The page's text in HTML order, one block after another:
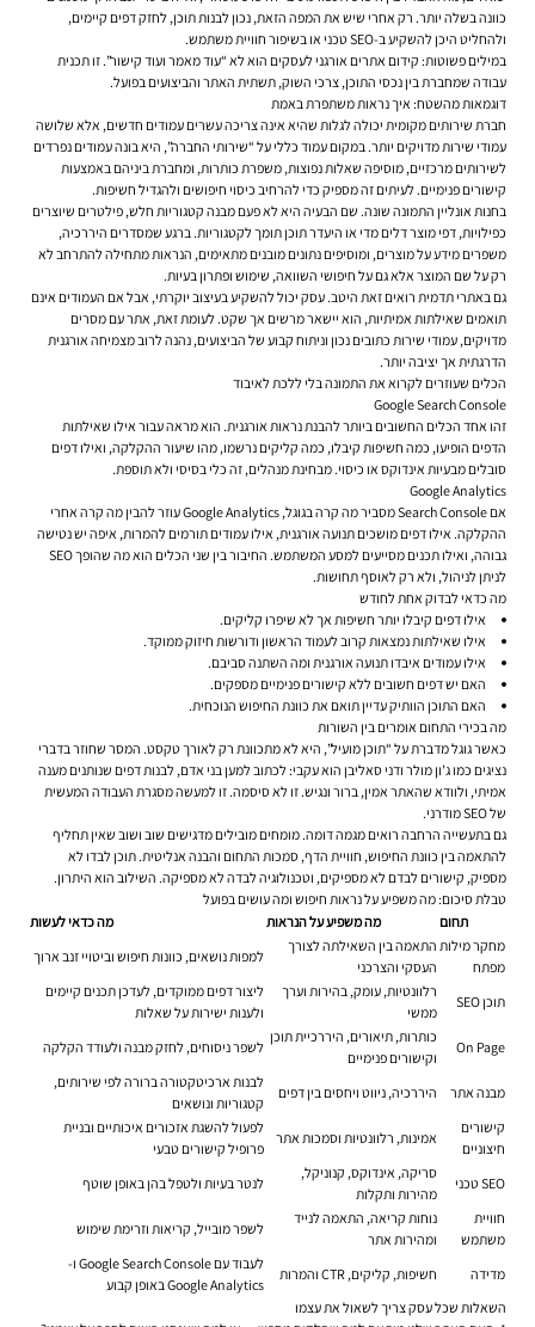
כוונה בשלה יותר. רק אחרי שיש את המפה הזאת, נכון לבנות תוכן, לחזק דפים קיימים,
ולהחליט היכן להשקיע ב-SEO טכני או בשיפור חוויית משתמש.
במילים פשוטות: קידום אתרים אורגני לעסקים הוא לא “עוד מאמר ועוד קישור”. זו תכנית
עבודה שמחברת בין נכסי התוכן, צרכי השוק, תשתית האתר והביצועים בפועל.
דוגמאות מהשטח: איך נראות משתפרת באמת
חברת שירותים מקומית יכולה לגלות שהיא אינה צריכה עשרים עמודים חדשים, אלא שלושה
עמודי שירות מדויקים יותר. במקום עמוד כללי על “שירותי החברה”, היא בונה עמודים נפרדים
לשירותים מרכזיים, מוסיפה שאלות נפוצות, משפרת כותרות, ומחברת ביניהם באמצעות
קישורים פנימיים. לעיתים זה מספיק כדי להרחיב כיסוי חיפושים ולהגדיל חשיפות.
בחנות אונליין התמונה שונה. שם הבעיה היא לא פעם מבנה קטגוריות חלש, פילטרים שיוצרים
כפילויות, דפי מוצר דלים מדי או היעדר תוכן תומך לקטגוריות. ברגע שמסדרים היררכיה,
משפרים מידע על מוצרים, ומוסיפים נתונים מובנים מתאימים, הנראות מתחילה להתרחב לא
רק על שם המוצר אלא גם על חיפושי השוואה, שימוש ופתרון בעיות.
גם באתרי תדמית רואים זאת היטב. עסק יכול להשקיע בעיצוב יוקרתי, אבל אם העמודים אינם
תואמים שאילתות אמיתיות, הוא יישאר מרשים אך שקט. לעומת זאת, אתר עם מסרים
מדויקים, עמודי שירות כתובים נכון וניתוח קבוע של הביצועים, נהנה לרוב מצמיחה אורגנית
הדרגתית אך יציבה יותר.
הכלים שעוזרים לקרוא את התמונה בלי ללכת לאיבוד
Google Search Console
זהו אחד הכלים החשובים ביותר להבנת נראות אורגנית. הוא מראה עבור אילו שאילתות
הדפים הופיעו, כמה חשיפות קיבלו, כמה קליקים נרשמו, מהו שיעור ההקלקה, ואילו דפים
סובלים מבעיות אינדוקס או כיסוי. מבחינת מנהלים, זה כלי בסיסי ולא תוספת.
Google Analytics
אם Search Console מסביר מה קרה בגוגל, Google Analytics עוזר להבין מה קרה אחרי
ההקלקה. אילו דפים מושכים תנועה אורגנית, אילו עמודים תורמים להמרות, איפה יש נטישה
גבוהה, ואילו תכנים מסייעים למסע המשתמש. החיבור בין שני הכלים הוא מה שהופך SEO
לניתן לניהול, ולא רק לאוסף תחושות.
מה כדאי לבדוק אחת לחודש
אילו דפים קיבלו יותר חשיפות אך לא שיפרו קליקים.
אילו שאילתות נמצאות קרוב לעמוד הראשון ודורשות חיזוק ממוקד.
אילו עמודים איבדו תנועה אורגנית ומה השתנה סביבם.
האם יש דפים חשובים ללא קישורים פנימיים מספקים.
האם התוכן הוותיק עדיין תואם את כוונת החיפוש הנוכחית.
מה בכירי התחום אומרים בין השורות
כאשר גוגל מדברת על “תוכן מועיל”, היא לא מתכוונת רק לאורך טקסט. המסר שחוזר בדברי
נציגים כמו ג’ון מולר ודני סאליבן הוא עקבי: לכתוב למען בני אדם, לבנות דפים שנותנים מענה
אמיתי, ולוודא שהאתר אמין, ברור ונגיש. זו לא סיסמה. זו למעשה מסגרת העבודה המעשית
של SEO מודרני.
גם בתעשייה הרחבה רואים מגמה דומה. מומחים מובילים מדגישים שוב ושוב שאין תחליף
להתאמה בין כוונת החיפוש, חוויית הדף, סמכות התחום והבנה אנליטית. תוכן לבדו לא
מספיק, קישורים לבדם לא מספיקים, וטכנולוגיה לבדה לא מספיקה. השילוב הוא היתרון.
טבלת סיכום: מה משפיע על נראות חיפוש ומה עושים בפועל
תחום
מה משפיע על הנראות
מה כדאי לעשות
מחקר מילות
מפתח
התאמה בין השאילתה לצורך
העסקי והצרכני
למפות נושאים, כוונות חיפוש וביטויי זנב ארוך
תוכן SEO
רלוונטיות, עומק, בהירות וערך
ממשי
ליצור דפים ממוקדים, לעדכן תכנים קיימים
ולענות ישירות על שאלות
On Page
כותרות, תיאורים, היררכיית תוכן
וקישורים פנימיים
לשפר ניסוחים, לחזק מבנה ולעודד הקלקה
מבנה אתר היררכיה, ניווט ויחסים בין דפים
לבנות ארכיטקטורה ברורה לפי שירותים,
קטגוריות ונושאים
קישורים
חיצוניים
אמינות, רלוונטיות וסמכות אתר
לפעול להשגת אזכורים איכותיים ובניית
פרופיל קישורים טבעי
SEO טכני
סריקה, אינדוקס, קנוניקל,
מהירות ותקלות
לנטר בעיות ולטפל בהן באופן שוטף
חוויית
משתמש
נוחות קריאה, התאמה לנייד
ומהירות אתר
לשפר מובייל, קריאות וזרימת שימוש
מדידה חשיפות, קליקים, CTR והמרות
לעבוד עם Google Search Console ו-
Google Analytics באופן קבוע
השאלות שכל עסק צריך לשאול את עצמו